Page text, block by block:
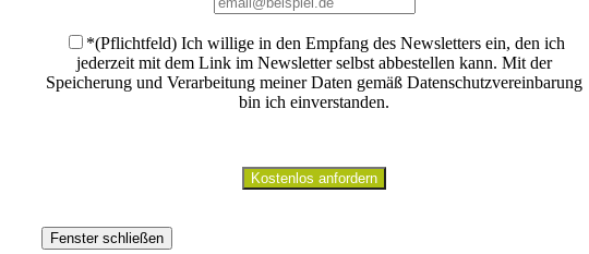
*(Pflichtfeld) Ich willige in den Empfang des Newsletters ein, den ich
jederzeit mit dem Link im Newsletter selbst abbestellen kann. Mit der
Speicherung und Verarbeitung meiner Daten gemäß Datenschutzvereinbarung
bin ich einverstanden.
Fenster schließen